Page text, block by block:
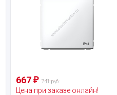
667₽ 741 руб.
Цена при заказе онлайн!